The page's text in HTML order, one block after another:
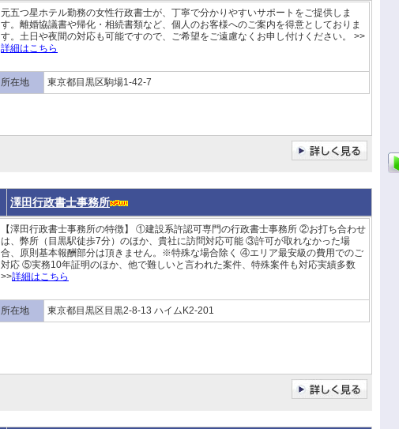
元五つ星ホテル勤務の女性行政書士が、丁寧で分かりやすいサポートをご提供しま
す。離婚協議書や帰化・相続書類など、個人のお客様へのご案内を得意としておりま
す。土日や夜間の対応も可能ですので、ご希望をご遠慮なくお申し付けください。 >>
詳細はこちら
所在地 東京都目黒区駒場1-42-7
澤田行政書士事務所
【澤田行政書士事務所の特徴】 ①建設系許認可専門の行政書士事務所 ②お打ち合わせ
は、弊所（目黒駅徒歩7分）のほか、貴社に訪問対応可能 ③許可が取れなかった場
合、原則基本報酬部分は頂きません。※特殊な場合除く ④エリア最安級の費用でのご
対応 ⑤実務10年証明のほか、他で難しいと言われた案件、特殊案件も対応実績多数
>>詳細はこちら
所在地 東京都目黒区目黒2-8-13 ハイムK2-201